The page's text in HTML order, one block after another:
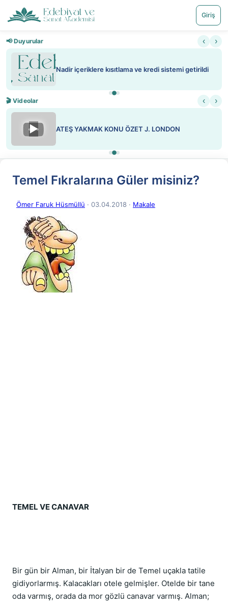
Giriş
📢 Duyurular ‹ ›
Nadir içeriklere kısıtlama ve kredi sistemi getirildi
🎬 Videolar ‹ ›
▶ ATEŞ YAKMAK KONU ÖZET J. LONDON
Temel Fıkralarına Güler misiniz?
Ömer Faruk Hüsmüllü · 03.04.2018 · Makale
TEMEL VE CANAVAR
Bir gün bir Alman, bir İtalyan bir de Temel uçakla tatile
gidiyorlarmış. Kalacakları otele gelmişler. Otelde bir tane
oda varmış, orada da mor gözlü canavar varmış. Alman;